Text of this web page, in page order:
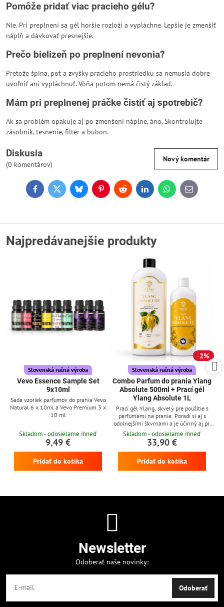
Pomôže pridať viac pracieho gélu?
Nie. Pri preplnení sa gél horšie rozloží a vypláchne. Lepšie je zmenšiť
náplň a dávkovať presnejšie.
Prečo bielizeň po preplnení nevonia?
Pretože špina, pot a zvyšky pracieho prostriedku sa nemusia dobre
uvoľniť ani vypláchnuť. Vôňa potom nemá čistý základ.
Mám pri preplnenej práčke čistiť aj spotrebič?
Ak sa problém opakuje aj po zmenšení náplne, áno. Skontrolujte
zásobník, tesnenie, filter a bubon.
Diskusia
(0 komentárov)
Nový komentár
FacebookTwitterBlueskyPinterestReddit LinkedInWhatsApp
E-
mail
Najpredávanejšie produkty
Slovenská ručná výroba
Vevo Essence Sample Set
9x10ml
Sada vzoriek parfumov do prania Vevo
Natural 6 x 10ml a Vevo Premium 3 x
10 ml
Skladom - odosielame ihneď
9,49 €
Pridať do košíka
2%
Slovenská ručná výroba
Combo Parfum do prania Ylang
Absolute 500ml + Prací gél
Ylang Absolute 1L
Prací gél Ylang, skvelý pre použitie s
parfumami na pranie. Poradí si aj s
odolnejšími škvrnami a je účinný aj pri
nízkych teplotách
Skladom - odosielame ihneď
33,90 €
Pridať do košíka
Newsletter
Odoberať naše novinky:
Odoberať